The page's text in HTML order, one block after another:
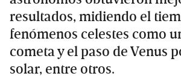
resultados, midiendo el
fenómenos celestes como
cometa y el paso de Venus
solar, entre otros.